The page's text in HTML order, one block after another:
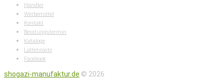
Händler
Werbemittel
Kontakt
Beratungstermin
Kataloge
Lattenroste
Facebook
shogazi-manufaktur.de © 2026